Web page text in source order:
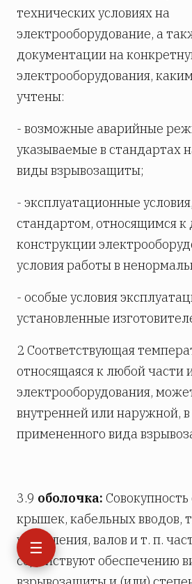
☰
технических условиях на
электрооборудование, а
документации на
электрооборудования,
учтены:
- возможные аварийные
указываемые в стандартах
виды взрывозащиты;
- эксплуатационные
стандартом, относящимся к
конструкции
условия работы в
- особые условия
установленные
2 Соответствующая
относящаяся к любой части
электрооборудования,
внутренней или наружной,
примененного вида
3.9 оболочка:
крышек, кабельных вводов,
управления, валов и т. п.
содействуют обеспечению